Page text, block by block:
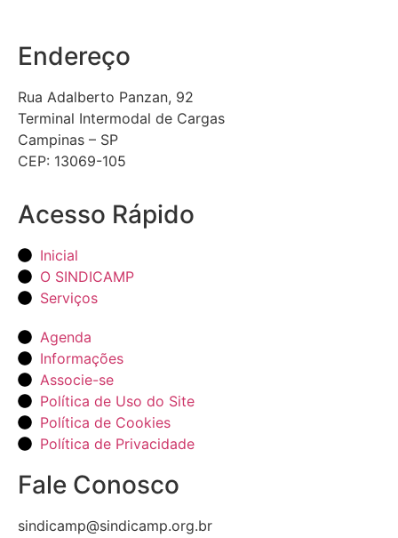
Endereço
Rua Adalberto Panzan, 92
Terminal Intermodal de Cargas
Campinas – SP
CEP: 13069-105
Acesso Rápido
Inicial
O SINDICAMP
Serviços
Agenda
Informações
Associe-se
Política de Uso do Site
Política de Cookies
Política de Privacidade
Fale Conosco
sindicamp@sindicamp.org.br